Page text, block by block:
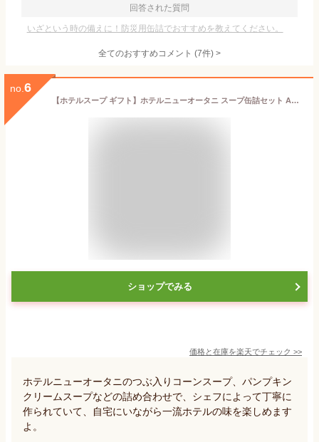
回答された質問
いざという時の備えに！防災用缶詰でおすすめを教えてください。
全てのおすすめコメント (7件) >
no. 6
【ホテルスープ ギフト】ホテルニューオータニ スープ缶詰セット AOR-30 【スープセット/高級ホテルギフト/おしゃれ/ホテルスープ缶/お返しギフト/内祝い】
ショップでみる
価格と在庫を楽天でチェック >>
ホテルニューオータニのつぶ入りコーンスープ、パンプキン
クリームスープなどの詰め合わせで、シェフによって丁寧に
作られていて、自宅にいながら一流ホテルの味を楽しめます
よ。